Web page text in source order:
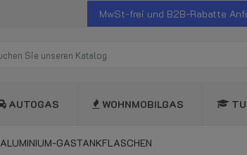
MwSt-frei und B2B-Rabatte
AUTOGAS WOHNMOBILGAS
ALUMINIUM-GASTANKFLASCHEN